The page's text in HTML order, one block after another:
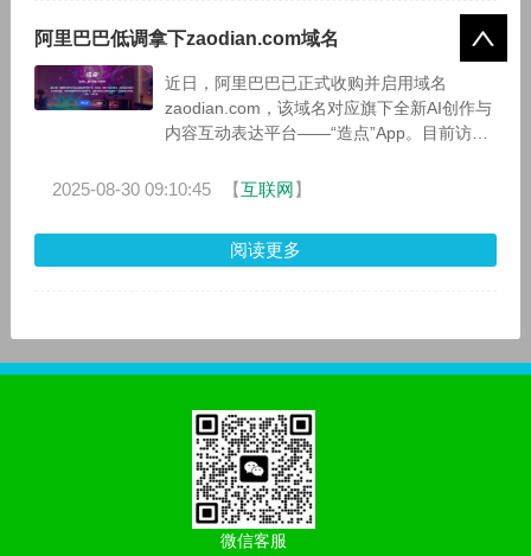
阿里巴巴低调拿下zaodian.com域名
近日，阿里巴巴已正式收购并启用域名
zaodian.com，该域名对应旗下全新AI创作与
内容互动表达平台——“造点”App。目前访问
推广阶段。
2025-08-30 09:10:45 【互联网】
阅读更多
微信客服